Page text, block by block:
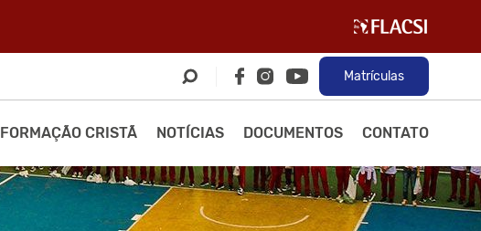
Matrículas
FORMAÇÃO CRISTÃ NOTÍCIAS DOCUMENTOS CONTATO